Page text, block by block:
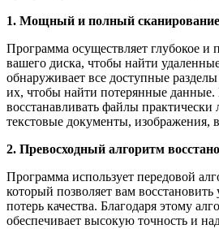
1. Мощный и полный сканирование
Программа осуществляет глубокое и
вашего диска, чтобы найти
обнаруживает все доступные
их, чтобы найти потерянные данные.
восстанавливать файлы практически
текстовые документы, изображения,
2. Превосходный алгоритм
Программа использует передовой
который позволяет вам
потерь качества. Благодаря этому
обеспечивает высокую точность и